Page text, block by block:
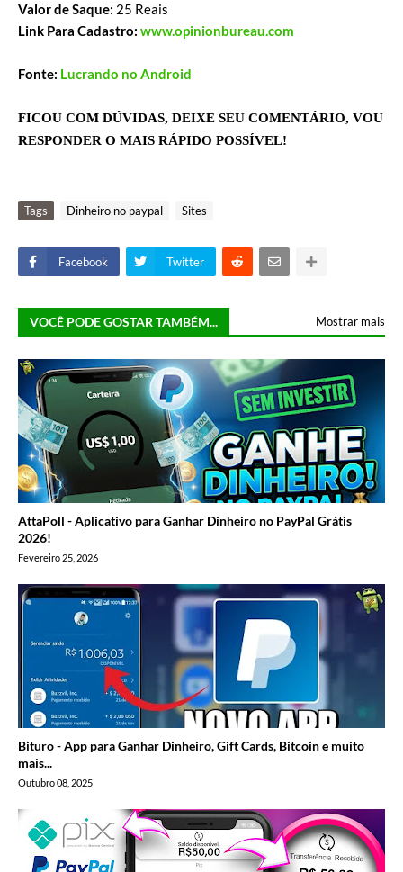
Valor de Saque: 25 Reais
Link Para Cadastro: www.opinionbureau.com
Fonte: Lucrando no Android
FICOU COM DÚVIDAS, DEIXE SEU COMENTÁRIO, VOU
RESPONDER O MAIS RÁPIDO POSSÍVEL!
Tags Dinheiro no paypal Sites
Facebook Twitter
VOCÊ PODE GOSTAR TAMBÉM... Mostrar mais
AttaPoll - Aplicativo para Ganhar Dinheiro no PayPal Grátis
2026!
Fevereiro 25, 2026
Bituro - App para Ganhar Dinheiro, Gift Cards, Bitcoin e muito
mais...
Outubro 08, 2025